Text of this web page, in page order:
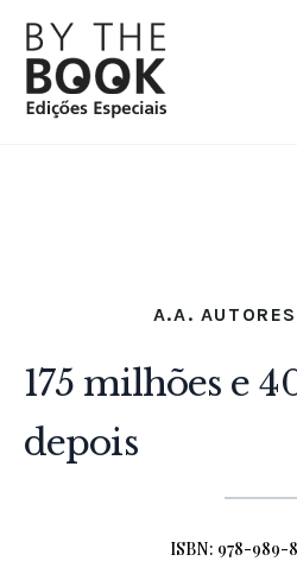
A.A.
175 milhões e
depois
ISBN: 978-989-